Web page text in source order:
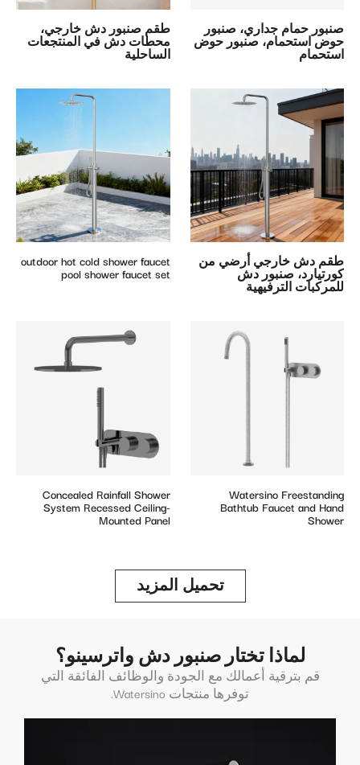
صنبور حمام جداري، صنبور
حوض استحمام، صنبور حوض
استحمام
طقم صنبور دش خارجي،
محطات دش في المنتجعات
الساحلية
طقم دش خارجي أرضي من
كورتيارد، صنبور دش
للمركبات الترفيهية
outdoor hot cold shower faucet
pool shower faucet set
Watersino Freestanding
Bathtub Faucet and Hand
Shower
Concealed Rainfall Shower
System Recessed Ceiling-
Mounted Panel
تحميل المزيد
لماذا تختار صنبور دش واترسينو؟
قم بترقية أعمالك مع الجودة والوظائف الفائقة التي
توفرها منتجات Watersino.